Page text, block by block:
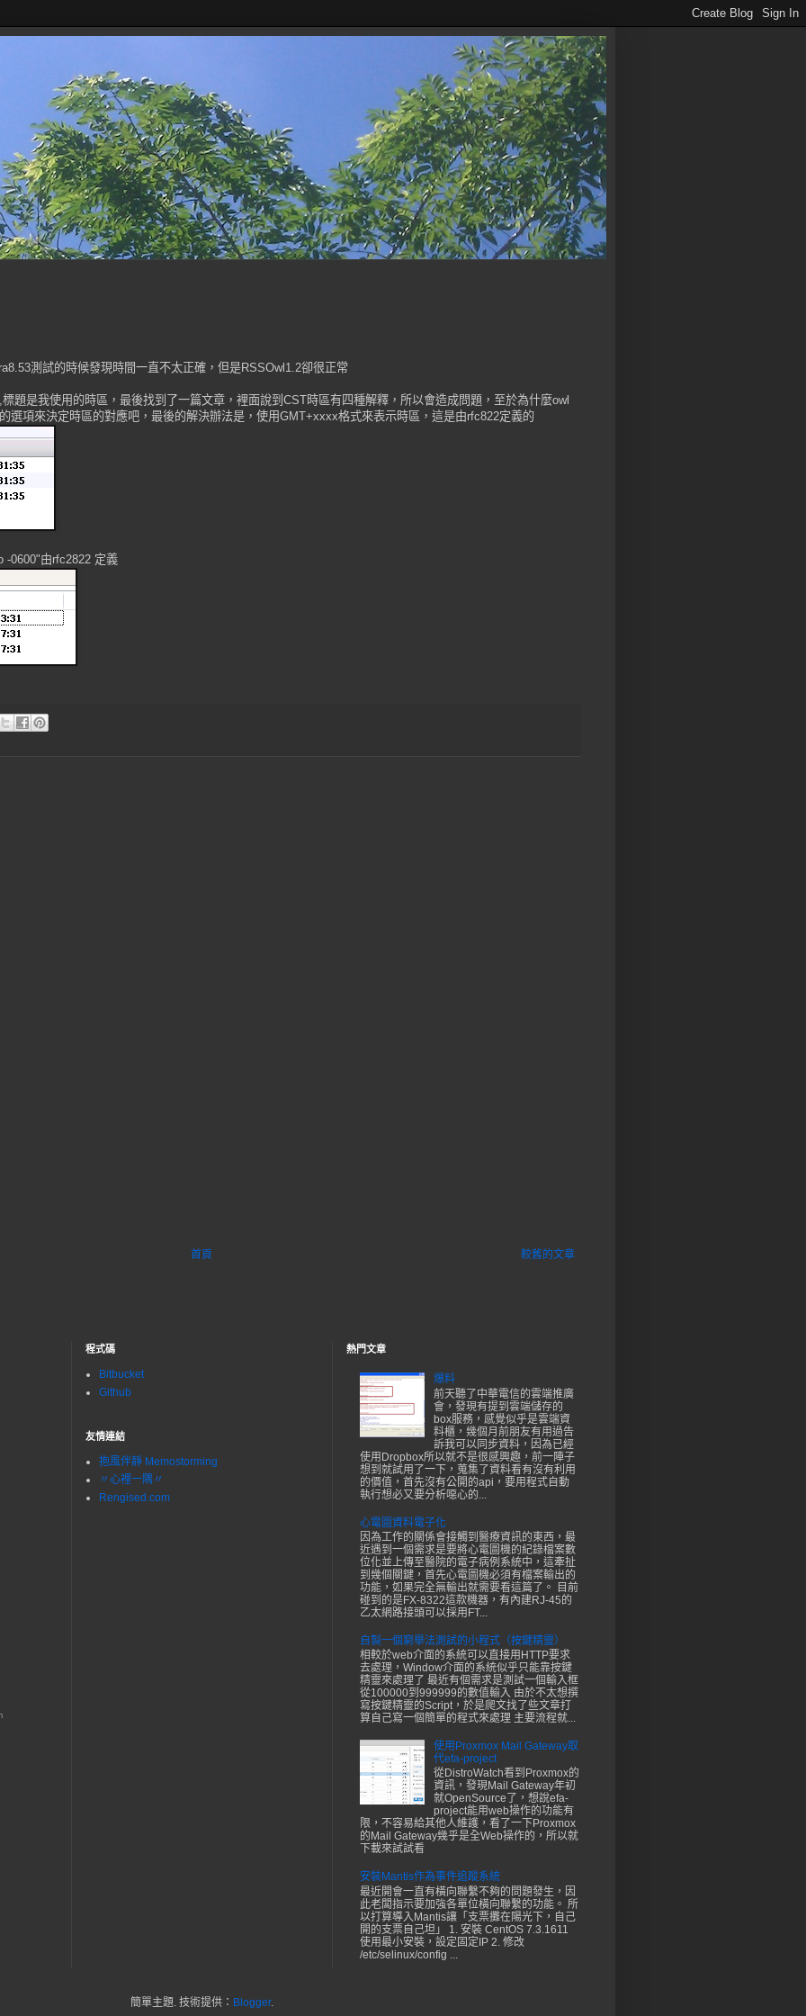
測試的時候發現時間一直不太正確，但是RSSOwl1.2卻很正常
題是我使用的時區，最後找到了一篇文章，裡面說到CST時區有四種解釋，所以會造成問題，至於為什麼owl
選項來決定時區的對應吧，最後的解決辦法是，使用GMT+xxxx格式來表示時區，這是由rfc822定義的
-0600"由rfc2822 定義
較舊的文章
首頁
程式碼
Bitbucket
Github
友情連結
抱風伴靜 Memostorming
〃心裡一隅〃
Rengised.com
熱門文章
爆料
前天聽了中華電信的雲端推廣
會，發現有提到雲端儲存的
box服務，感覺似乎是雲端資
料櫃，幾個月前朋友有用過告
訴我可以同步資料，因為已經
使用Dropbox所以就不是很感興趣，前一陣子
想到就試用了一下，蒐集了資料看有沒有利用
的價值，首先沒有公開的api，要用程式自動
執行想必又要分析噁心的...
心電圖資料電子化
因為工作的關係會接觸到醫療資訊的東西，最
近遇到一個需求是要將心電圖機的紀錄檔案數
位化並上傳至醫院的電子病例系統中，這牽扯
到幾個關鍵，首先心電圖機必須有檔案輸出的
功能，如果完全無輸出就需要看這篇了。 目前
碰到的是FX-8322這款機器，有內建RJ-45的
乙太網路接頭可以採用FT...
自製一個窮舉法測試的小程式（按鍵精靈）
相較於web介面的系統可以直接用HTTP要求
去處理，Window介面的系統似乎只能靠按鍵
精靈來處理了 最近有個需求是測試一個輸入框
從100000到999999的數值輸入 由於不太想撰
寫按鍵精靈的Script，於是爬文找了些文章打
算自己寫一個簡單的程式來處理 主要流程就...
使用Proxmox Mail Gateway取
代efa-project
從DistroWatch看到Proxmox的
資訊，發現Mail Gateway年初
就OpenSource了，想說efa-
project能用web操作的功能有
限，不容易給其他人維護，看了一下Proxmox
的Mail Gateway幾乎是全Web操作的，所以就
下載來試試看
安裝Mantis作為事件追蹤系統
最近開會一直有橫向聯繫不夠的問題發生，因
此老闆指示要加強各單位橫向聯繫的功能。 所
以打算導入Mantis讓「支票攤在陽光下，自己
開的支票自己坦」 1. 安裝 CentOS 7.3.1611
使用最小安裝，設定固定IP 2. 修改
/etc/selinux/config ...
簡單主題. 技術提供： Blogger.